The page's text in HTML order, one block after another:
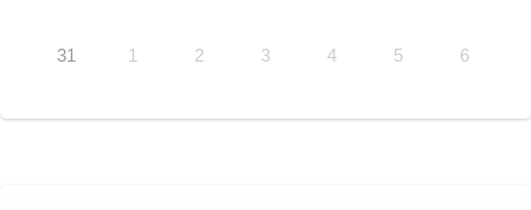
31 1 2 3 4 5 6